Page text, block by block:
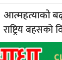
आत्महत्याको
राष्ट्रिय बहसको